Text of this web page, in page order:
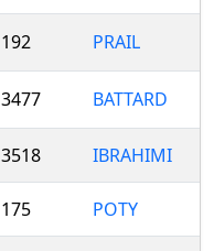
192 PRAIL
3477 BATTARD
3518 IBRAHIMI
175 POTY